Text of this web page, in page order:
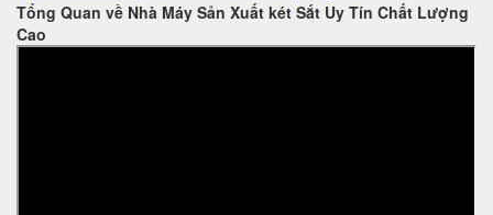
Tổng Quan về Nhà Máy Sản Xuất két Sắt Uy Tín Chất Lượng
Cao